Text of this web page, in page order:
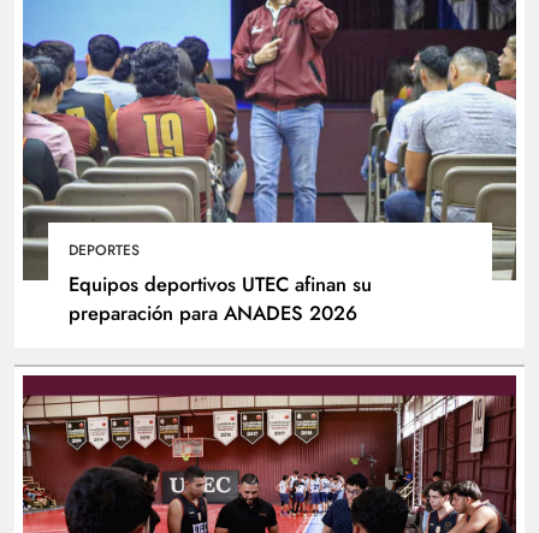
DEPORTES
Equipos deportivos UTEC afinan su
preparación para ANADES 2026